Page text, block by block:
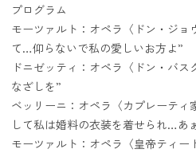
プログラム
モーツァルト：オペラ〈ドン・ジョ
て…仰らないで私の愛しいお方よ”
ドニゼッティ：オペラ〈ドン・バ
なざしを”
ベッリーニ：オペラ〈カプレーティ
して私は婚料の衣装を着せられ…あ
モーツァルト：オペラ〈皇帝ティー